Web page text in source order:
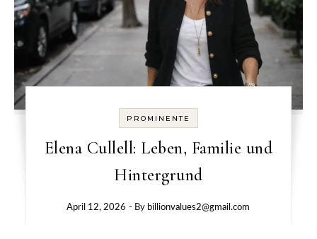
PROMINENTE
Elena Cullell: Leben, Familie und
Hintergrund
April 12, 2026 - By billionvalues2@gmail.com